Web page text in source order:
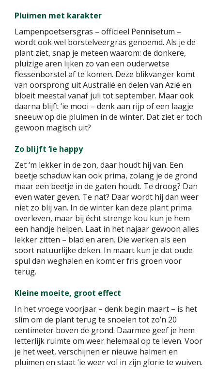
Pluimen met karakter
Lampenpoetsersgras – officieel Pennisetum –
wordt ook wel borstelveergras genoemd. Als je de
plant ziet, snap je meteen waarom: de donkere,
pluizige aren lijken zo van een ouderwetse
flessenborstel af te komen. Deze blikvanger komt
van oorsprong uit Australië en delen van Azië en
bloeit meestal vanaf juli tot september. Maar ook
daarna blijft ‘ie mooi – denk aan rijp of een laagje
sneeuw op die pluimen in de winter. Dat ziet er toch
gewoon magisch uit?
Zo blijft ‘ie happy
Zet ‘m lekker in de zon, daar houdt hij van. Een
beetje schaduw kan ook prima, zolang je de grond
maar een beetje in de gaten houdt. Te droog? Dan
even water geven. Te nat? Daar wordt hij dan weer
niet zo blij van. In de winter kan deze plant prima
overleven, maar bij écht strenge kou kun je hem
een handje helpen. Laat in het najaar gewoon alles
lekker zitten – blad en aren. Die werken als een
soort natuurlijke deken. In maart kun je dat oude
spul dan weghalen en komt er fris groen voor
terug.
Kleine moeite, groot effect
In het vroege voorjaar – denk begin maart – is het
slim om de plant terug te snoeien tot zo’n 20
centimeter boven de grond. Daarmee geef je hem
letterlijk ruimte om weer helemaal op te leven. Voor
je het weet, verschijnen er nieuwe halmen en
pluimen en staat ‘ie weer vol in zijn glorie te wuiven.